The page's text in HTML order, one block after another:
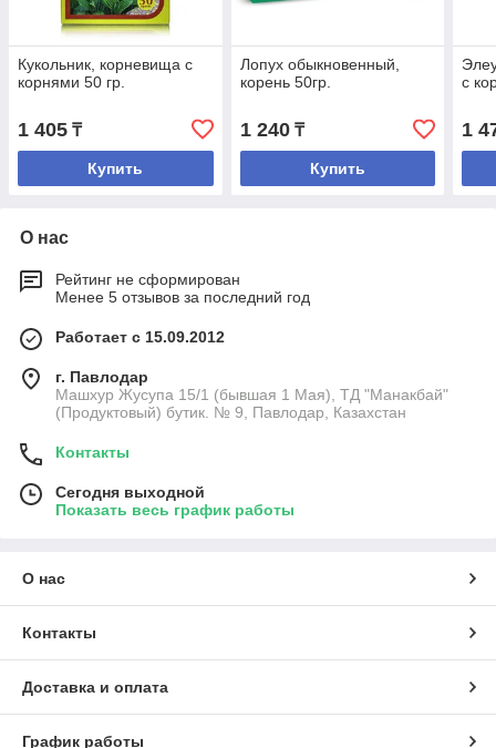
Кукольник, корневища с
корнями 50 гр.
1 405 ₸
Купить
Лопух обыкновенный,
корень 50гр.
1 240₸
Купить
с
1
О нас
Рейтинг не сформирован
Менее 5 отзывов за последний год
Работает с 15.09.2012
г. Павлодар
Машхур Жусупа 15/1 (бывшая 1 Мая), ТД "Манакбай"
(Продуктовый) бутик. № 9, Павлодар, Казахстан
Контакты
Сегодня выходной
Показать весь график работы
О нас
Контакты
Доставка и оплата
График работы